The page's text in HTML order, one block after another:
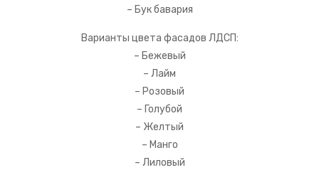
– Бук бавария
Варианты цвета фасадов ЛДСП:
– Бежевый
– Лайм
– Розовый
– Голубой
– Желтый
– Манго
– Лиловый